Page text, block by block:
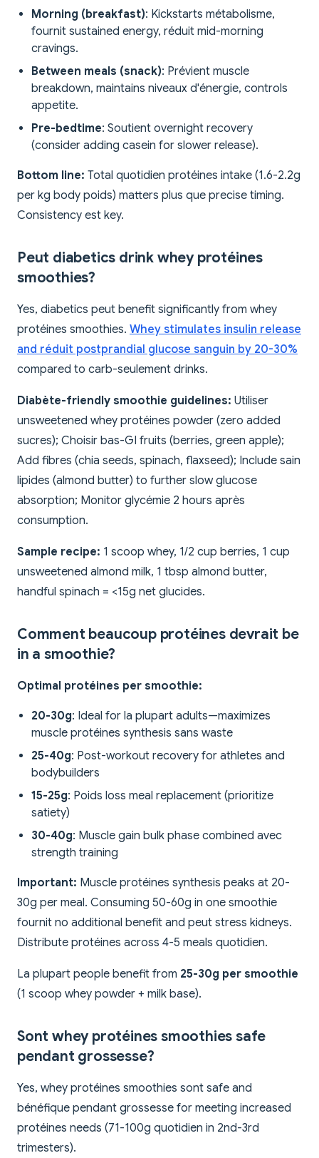
Morning (breakfast): Kickstarts métabolisme,
fournit sustained energy, réduit mid-morning
cravings.
Between meals (snack): Prévient muscle
breakdown, maintains niveaux d'énergie, controls
appetite.
Pre-bedtime: Soutient overnight recovery
(consider adding casein for slower release).
Bottom line: Total quotidien protéines intake (1.6-2.2g
per kg body poids) matters plus que precise timing.
Consistency est key.
Peut diabetics drink whey protéines
smoothies?
Yes, diabetics peut benefit significantly from whey
protéines smoothies. Whey stimulates insulin release
and réduit postprandial glucose sanguin by 20-30%
compared to carb-seulement drinks.
Diabète-friendly smoothie guidelines: Utiliser
unsweetened whey protéines powder (zero added
sucres); Choisir bas-GI fruits (berries, green apple);
Add fibres (chia seeds, spinach, flaxseed); Include sain
lipides (almond butter) to further slow glucose
absorption; Monitor glycémie 2 hours après
consumption.
Sample recipe: 1 scoop whey, 1/2 cup berries, 1 cup
unsweetened almond milk, 1 tbsp almond butter,
handful spinach = <15g net glucides.
Comment beaucoup protéines devrait be
in a smoothie?
Optimal protéines per smoothie:
20-30g: Ideal for la plupart adults—maximizes
muscle protéines synthesis sans waste
25-40g: Post-workout recovery for athletes and
bodybuilders
15-25g: Poids loss meal replacement (prioritize
satiety)
30-40g: Muscle gain bulk phase combined avec
strength training
Important: Muscle protéines synthesis peaks at 20-
30g per meal. Consuming 50-60g in one smoothie
fournit no additional benefit and peut stress kidneys.
Distribute protéines across 4-5 meals quotidien.
La plupart people benefit from 25-30g per smoothie
(1 scoop whey powder + milk base).
Sont whey protéines smoothies safe
pendant grossesse?
Yes, whey protéines smoothies sont safe and
bénéfique pendant grossesse for meeting increased
protéines needs (71-100g quotidien in 2nd-3rd
trimesters).